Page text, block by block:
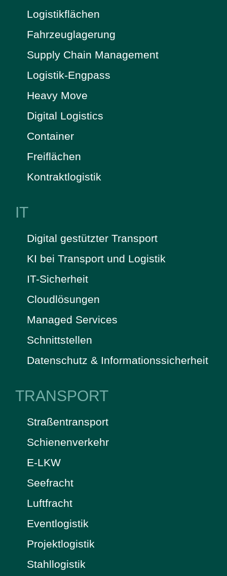
Logistikflächen
Fahrzeuglagerung
Supply Chain Management
Logistik-Engpass
Heavy Move
Digital Logistics
Container
Freiflächen
Kontraktlogistik
IT
Digital gestützter Transport
KI bei Transport und Logistik
IT-Sicherheit
Cloudlösungen
Managed Services
Schnittstellen
Datenschutz & Informationssicherheit
TRANSPORT
Straßentransport
Schienenverkehr
E-LKW
Seefracht
Luftfracht
Eventlogistik
Projektlogistik
Stahllogistik